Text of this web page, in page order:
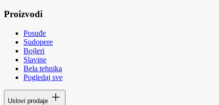
Proizvodi
Posuđe
Sudopere
Bojleri
Slavine
Bela tehnika
Pogledaj sve
Uslovi prodaje